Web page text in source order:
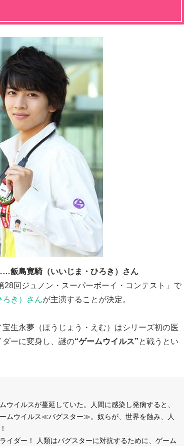
飯島寛騎（いいじま・ひろき）さん
28回ジュノン・スーパーボーイ・コンテスト」で
き）さんが主演することが決定。
生永夢（ほうじょう・えむ）はシリーズ初の医
ーに変身し、謎の“ゲームウイルス”と戦うとい
ウイルスが蔓延していた。人間に感染し発病すると、
ムウイルス≪バグスター≫。奴らが、世界を蝕み、人
イダー！ 人類はバグスターに対抗するために、ゲーム